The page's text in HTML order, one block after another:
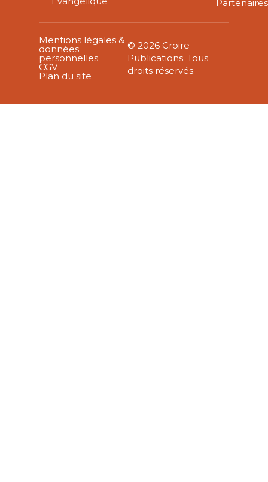
Partenaires
Mentions légales &
données
personnelles
CGV
Plan du site
© 2026 Croire-
Publications. Tous
droits réservés.